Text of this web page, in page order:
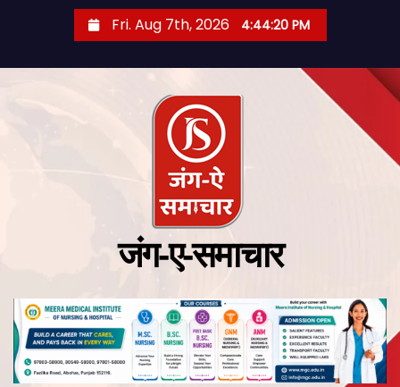
Fri. Aug 7th, 2026 4:44:21 PM
जंग-ए-समाचार